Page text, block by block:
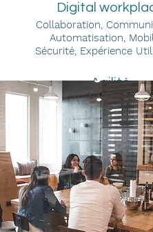
Digital
Collaboration,
Automatisation,
Sécurité, Expérience
Agilité
Scrum, Kanban, SAFe,
Product Management,
CI/CD